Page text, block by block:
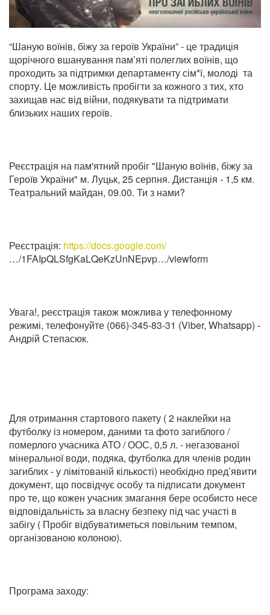
“Шаную воїнів, біжу за героїв України” - це традиція
щорічного вшанування пам’яті полеглих воїнів, що
проходить за підтримки департаменту сім*ї, молоді та
спорту. Це можливість пробігти за кожного з тих, хто
захищав нас від війни, подякувати та підтримати
близьких наших героїв.
Реєстрація на пам'ятний пробіг "Шаную воїнів, біжу за
Героїв України" м. Луцьк, 25 серпня. Дистанція - 1,5 км.
Театральний майдан, 09.00. Ти з нами?
Реєстрація: https://docs.google.com/
…/1FAIpQLSfgKaLQeKzUnNEpvp…/viewform
Увага!, реєстрація також можлива у телефонному
режимі, телефонуйте (066)-345-83-31 (Viber, Whatsapp) -
Андрій Степасюк.
Для отримання стартового пакету ( 2 наклейки на
футболку із номером, даними та фото загиблого /
померлого учасника АТО / ООС, 0,5 л. - негазованої
мінеральної води, подяка, футболка для членів родин
загиблих - у лімітованій кількості) необхідно пред’явити
документ, що посвідчує особу та підписати документ
про те, що кожен учасник змагання бере особисто несе
відповідальність за власну безпеку під час участі в
забігу ( Пробіг відбуватиметься повільним темпом,
організованою колоною).
Програма заходу: